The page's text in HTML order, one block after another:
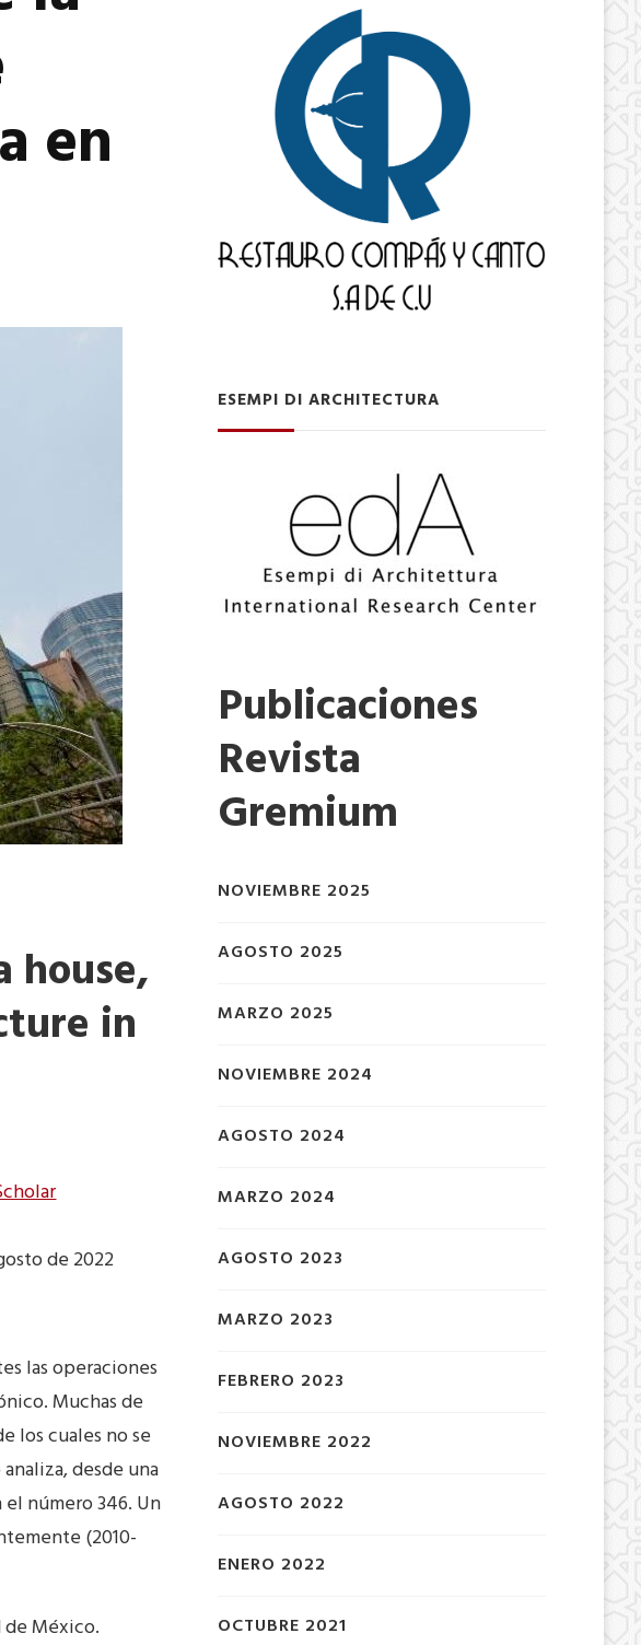
en
house,
in
de 2022
las operaciones
Muchas de
los cuales no se
desde una
el número 346. Un
(2010-
México.
ESEMPI DI ARCHITECTURA
Publicaciones
Revista
Gremium
NOVIEMBRE 2025
AGOSTO 2025
MARZO 2025
NOVIEMBRE 2024
AGOSTO 2024
MARZO 2024
AGOSTO 2023
MARZO 2023
FEBRERO 2023
NOVIEMBRE 2022
AGOSTO 2022
ENERO 2022
OCTUBRE 2021